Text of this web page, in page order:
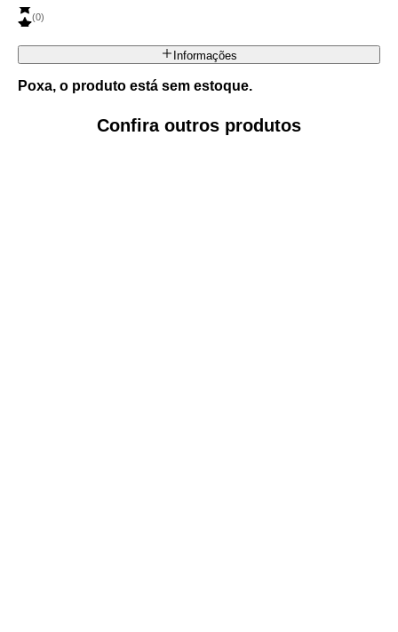
(0)
Informações
Poxa, o produto está sem estoque.
Confira outros produtos